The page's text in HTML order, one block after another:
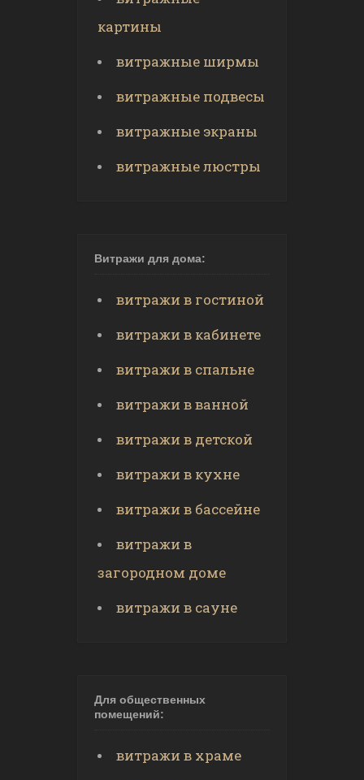
картины
витражные ширмы
витражные подвесы
витражные экраны
витражные люстры
Витражи для дома:
витражи в гостиной
витражи в кабинете
витражи в спальне
витражи в ванной
витражи в детской
витражи в кухне
витражи в бассейне
витражи в
загородном доме
витражи в сауне
Для общественных
помещений:
витражи в храме